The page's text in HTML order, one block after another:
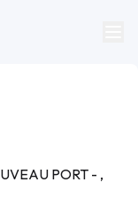
PORT - ,